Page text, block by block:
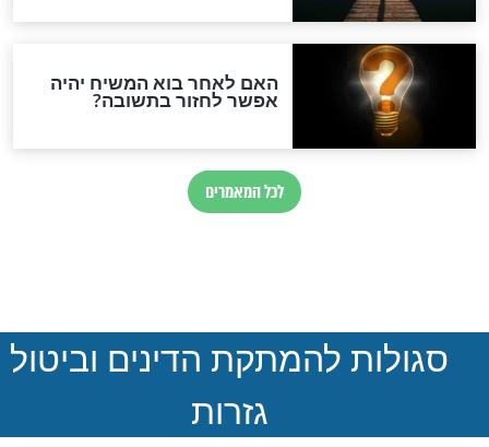
רש"י לתהילים -
פירושו של רש"י לתהילים -
חדשות יהדות
נהרגו בדרום לבנון